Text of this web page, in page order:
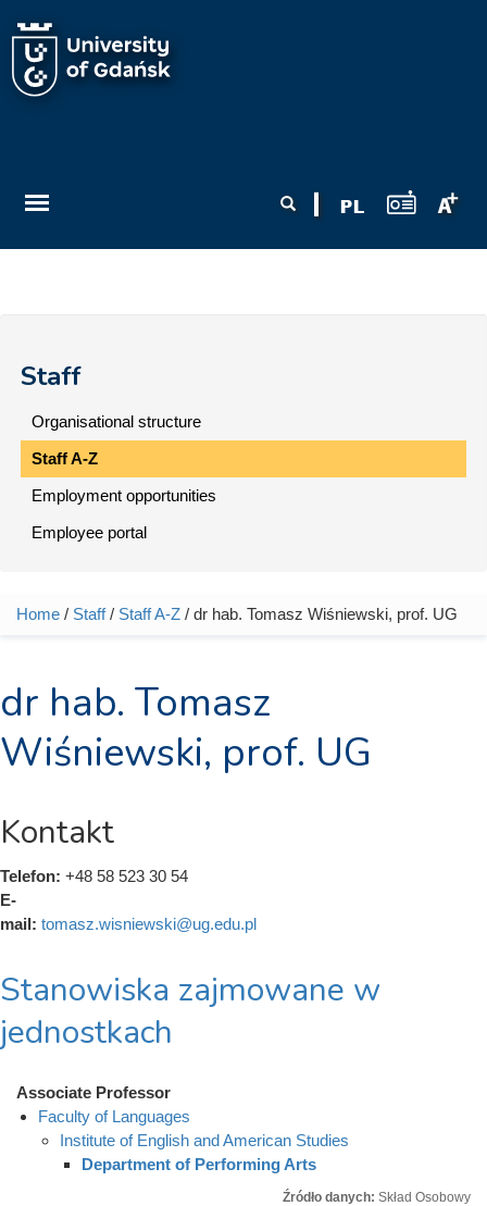
Staff
Organisational structure
Staff A-Z
Employment opportunities
Employee portal
You are here
Home / Staff/ Staff A-Z / dr hab. Tomasz Wiśniewski, prof. UG
dr hab. Tomasz
Wiśniewski, prof. UG
Kontakt
Telefon: +48 58 523 30 54
E-
mail: tomasz.wisniewski@ug.edu.pl
Stanowiska zajmowane w
jednostkach
Associate Professor
Faculty of Languages
Institute of English and American Studies
Department of Performing Arts
Źródło danych: Skład Osobowy